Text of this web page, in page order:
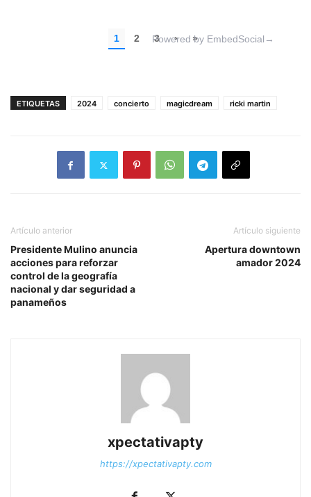
ETIQUETAS 2024 concierto magicdream ricki martin
Artículo anterior
Presidente Mulino anuncia
acciones para reforzar
control de la geografía
nacional y dar seguridad a
panameños
Artículo siguiente
Apertura downtown
amador 2024
xpectativapty
https://xpectativapty.com